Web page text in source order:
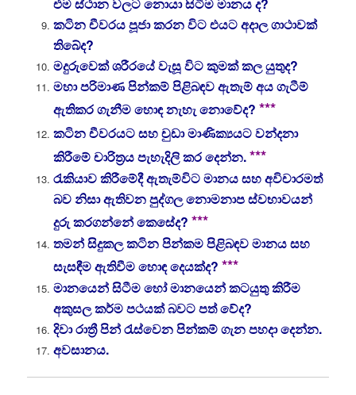
කටින චීවරය පූජා කරන විට එයට අදාල ගාථාවක්
තිබේද?
මදුරුවෙක් ශරීරයේ වැසූ විට කුමක් කල යුතුද?
මහා පරිමාණ පින්කම් පිළිබඳව ඇතැම් අය ගැටීම්
ඇතිකර ගැනීම හොඳ නැහැ නොවේද? ***
කටින චීවරයට සහ චුඩා මාණික්‍යයට වන්දනා
කිරීමේ චාරිත්‍රය පැහැදිලි කර දෙන්න.***
රැකියාව කිරීමේදී ඇතැම්විට මානය සහ අවිචාරමත්
බව නිසා ඇතිවන පුද්ගල නොමනාප ස්වභාවයන්
දුරු කරගන්නේ කෙසේද? ***
තමන් සිදුකල කටින පින්කම පිළිබඳව මානය සහ
සැසඳීම ඇතිවීම හොඳ දෙයක්ද? ***
මානයෙන් සිටීම හෝ මානයෙන් කටයුතු කිරීම
අකුසල කර්ම පථයක් බවට පත් වේද?
දිවා රාත්‍රී පින් රැස්වෙන පින්කම් ගැන පහදා දෙන්න.
අවසානය.